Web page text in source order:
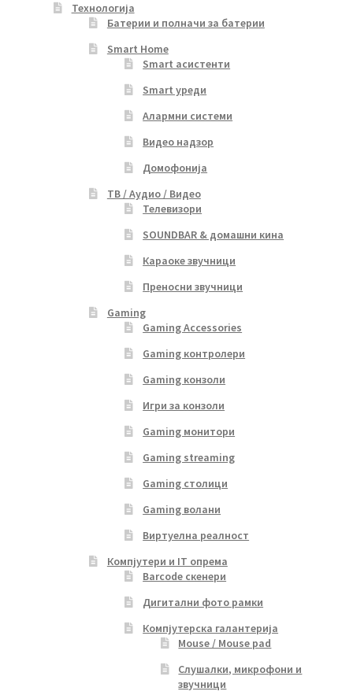
Технологија
Батерии и полначи за батерии
Smart Home
Smart асистенти
Smart уреди
Алармни системи
Видео надзор
Домофонија
ТВ / Аудио / Видео
Телевизори
SOUNDBAR & домашни кина
Караоке звучници
Преносни звучници
Gaming
Gaming Accessories
Gaming контролери
Gaming конзоли
Игри за конзоли
Gaming монитори
Gaming streaming
Gaming столици
Gaming волани
Виртуелна реалност
Компјутери и IT опрема
Barcode скенери
Дигитални фото рамки
Компјутерска галантерија
Mouse / Mouse pad
Слушалки, микрофони и
звучници